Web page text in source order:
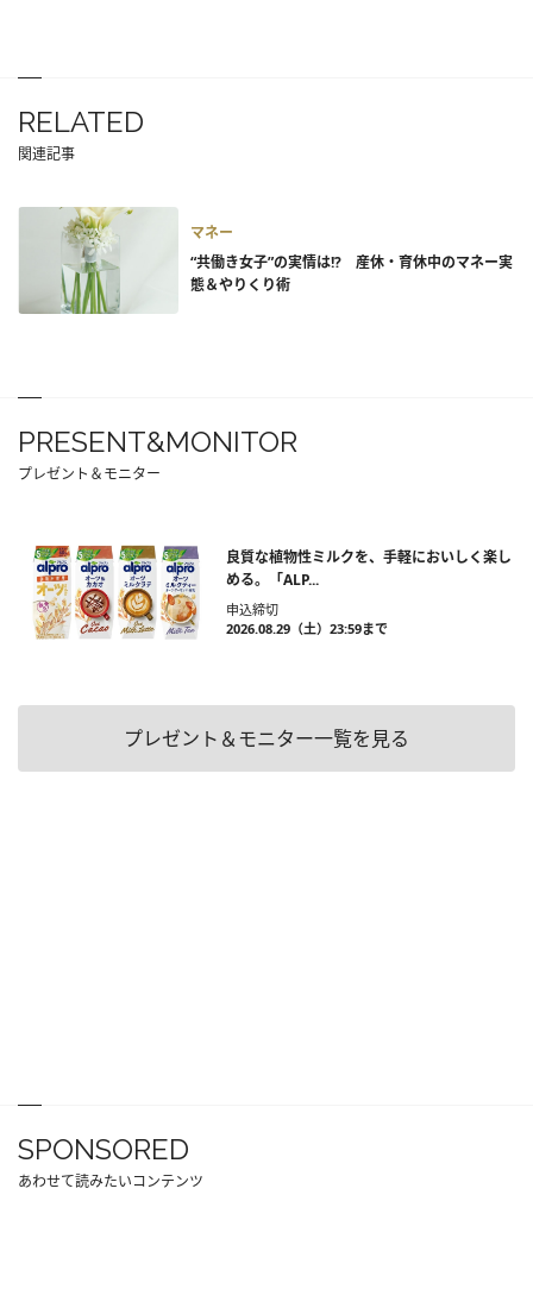
RELATED
関連記事
マネー
“共働き女子”の実情は!? 産休・育休中のマネー実
態＆やりくり術
PRESENT&MONITOR
プレゼント＆モニター
良質な植物性ミルクを、手軽においしく楽し
める。「ALP...
申込締切
2026.08.29（土）23:59まで
プレゼント＆モニター一覧を見る
SPONSORED
あわせて読みたいコンテンツ